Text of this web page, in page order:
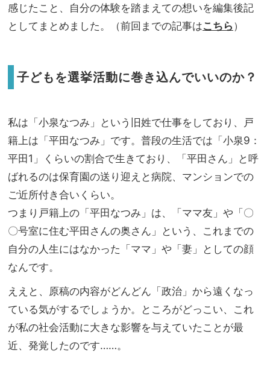
感じたこと、自分の体験を踏まえての想いを編集後記
としてまとめました。（前回までの記事はこちら）
子どもを選挙活動に巻き込んでいいのか？
私は「小泉なつみ」という旧姓で仕事をしており、戸
籍上は「平田なつみ」です。普段の生活では「小泉9：
平田1」くらいの割合で生きており、「平田さん」と呼
ばれるのは保育園の送り迎えと病院、マンションでの
ご近所付き合いくらい。
つまり戸籍上の「平田なつみ」は、「ママ友」や「〇
〇号室に住む平田さんの奥さん」という、これまでの
自分の人生にはなかった「ママ」や「妻」としての顔
なんです。
ええと、原稿の内容がどんどん「政治」から遠くなっ
ている気がするでしょうか。ところがどっこい、これ
が私の社会活動に大きな影響を与えていたことが最
近、発覚したのです……。